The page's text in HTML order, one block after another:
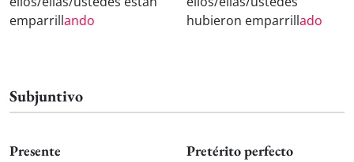
emparrillando
hubieron emparrillado
Subjuntivo
Presente Pretérito perfecto